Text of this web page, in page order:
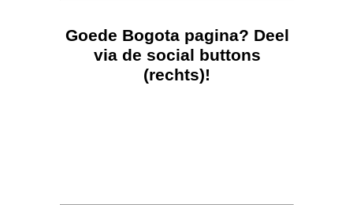
Goede Bogota pagina? Deel
via de social buttons
(rechts)!